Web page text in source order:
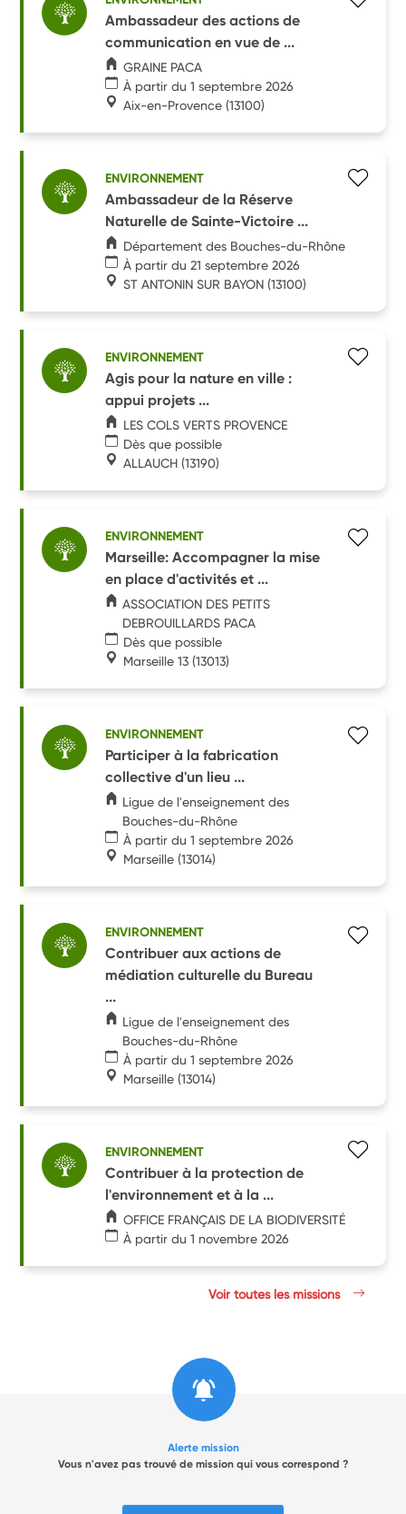
Ambassadeur des actions de
communication en vue de ...
GRAINE PACA
À partir du 1 septembre 2026
Aix-en-Provence (13100)
ENVIRONNEMENT
Ambassadeur de la Réserve
Naturelle de Sainte-Victoire ...
Département des Bouches-du-Rhône
À partir du 21 septembre 2026
ST ANTONIN SUR BAYON (13100)
ENVIRONNEMENT
Agis pour la nature en ville :
appui projets ...
LES COLS VERTS PROVENCE
Dès que possible
ALLAUCH (13190)
ENVIRONNEMENT
Marseille: Accompagner la mise
en place d'activités et ...
ASSOCIATION DES PETITS
DEBROUILLARDS PACA
Dès que possible
Marseille 13 (13013)
ENVIRONNEMENT
Participer à la fabrication
collective d'un lieu ...
Ligue de l'enseignement des
Bouches-du-Rhône
À partir du 1 septembre 2026
Marseille (13014)
ENVIRONNEMENT
Contribuer aux actions de
médiation culturelle du Bureau
...
Ligue de l'enseignement des
Bouches-du-Rhône
À partir du 1 septembre 2026
Marseille (13014)
ENVIRONNEMENT
Contribuer à la protection de
l'environnement et à la ...
OFFICE FRANÇAIS DE LA BIODIVERSITÉ
À partir du 1 novembre 2026
Voir toutes les missions
Alerte mission
Vous n'avez pas trouvé de mission qui vous correspond ?